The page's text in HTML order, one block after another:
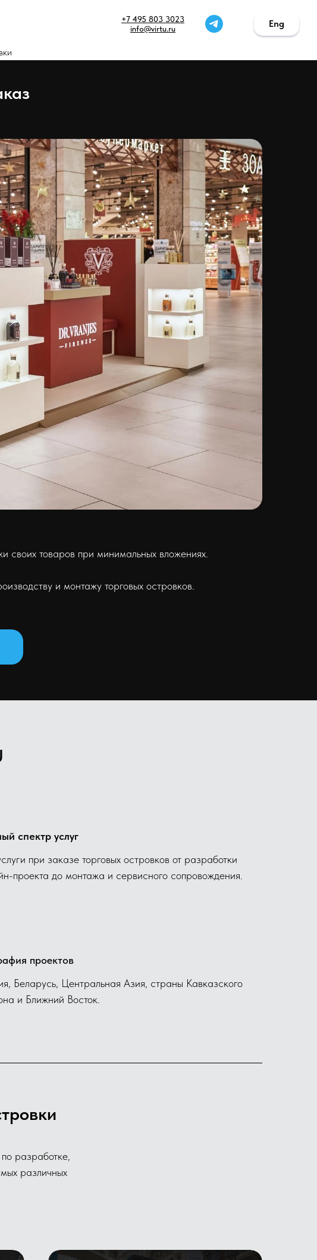
+7 495 803 3023
info@virtu.ru
Eng
Eng
своих товаров при минимальных вложениях.
и монтажу торговых островков.
спектр услуг
при заказе торговых островков от разработки
проекта до монтажа и сервисного сопровождения.
проектов
Беларусь, Центральная Азия, страны Кавказского
и Ближний Восток.
разработке,
различных